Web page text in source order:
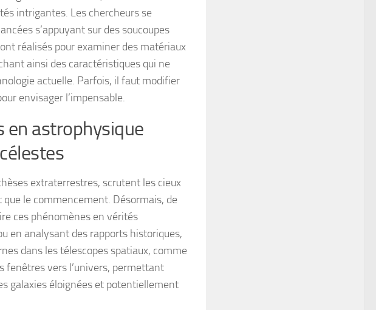
intrigantes. Les chercheurs se
s’appuyant sur des soucoupes
réalisés pour examiner des matériaux
ainsi des caractéristiques qui ne
actuelle. Parfois, il faut modifier
envisager l’impensable.
en astrophysique
extraterrestres, scrutent les cieux
que le commencement. Désormais, de
ces phénomènes en vérités
en analysant des rapports historiques,
dans les télescopes spatiaux, comme
fenêtres vers l’univers, permettant
galaxies éloignées et potentiellement